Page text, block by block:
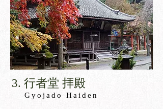
​3. 行者堂 拝殿​
​Gyojado Haiden